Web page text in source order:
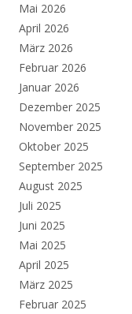
Mai 2026
April 2026
März 2026
Februar 2026
Januar 2026
Dezember 2025
November 2025
Oktober 2025
September 2025
August 2025
Juli 2025
Juni 2025
Mai 2025
April 2025
März 2025
Februar 2025